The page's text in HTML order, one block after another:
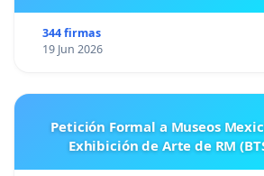
344 firmas
19 Jun 2026
Petición Formal a Museos
Exhibición de Arte de RM